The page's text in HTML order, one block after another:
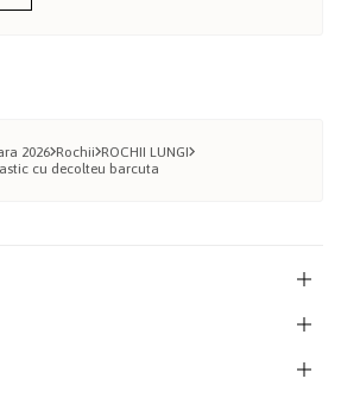
2026 Rochii ROCHII LUNGI
cu decolteu barcuta